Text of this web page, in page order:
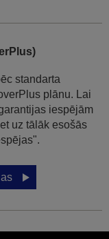
standarta
plānu. Lai
iespējām
uz tālāk esošās